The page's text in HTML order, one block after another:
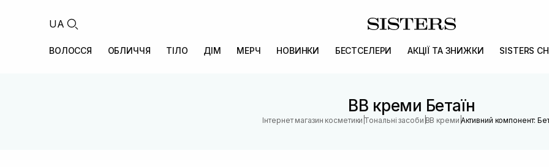
UA
ВОЛОССЯ ОБЛИЧЧЯ ТІЛО ДІМ МЕРЧ НОВИНКИ БЕСТСЕЛЕРИ АКЦІЇ ТА ЗНИЖКИ SISTERS
BB креми Бетаїн
Інтернет магазин косметики |Тональні засоби |BB креми |Активний компонент: